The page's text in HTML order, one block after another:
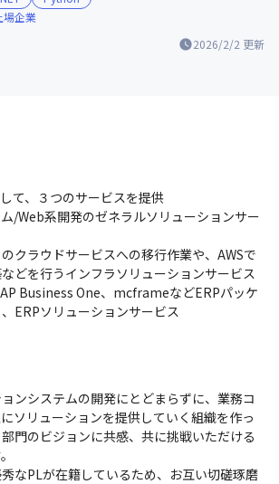
2026/2/2 更新
場企業
て、３つのサービスを提供
/Web系開発のゼネラルソリューションサー
クラウドサービスへの移行作業や、AWSで
どを行うインフラソリューションサービス
Business One、mcframeなどERPパッケ
ERPソリューションサービス
ンシステムの開発にとどまらずに、業務コ
ソリューションを提供していく組織を作っ
門のビジョンに共感、共に挑戦いただける
なPLが在籍しているため、お互い切磋琢磨